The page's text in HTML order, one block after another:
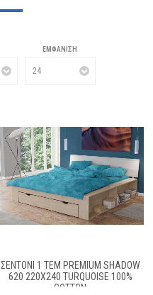
ΕΜΦΆΝΙΣΗ
ΣΕΝΤΌΝΙ 1 ΤΕΜ PREMIUM SHADOW
620 220X240 TURQUOISE 100%
COTTON